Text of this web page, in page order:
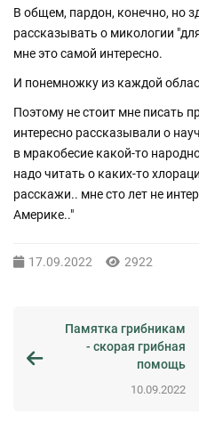
В общем, пардон, конечно, но
рассказывать о микологии
мне это самой интересно.
И понемножку из каждой
Поэтому не стоит мне писать
интересно рассказывали о
в мракобесие какой-то
надо читать о каких-то
расскажи.. мне сто лет не
Америке.."
17.09.2022 2922
Памятка грибникам
- скорая грибная
помощь
10.09.2022